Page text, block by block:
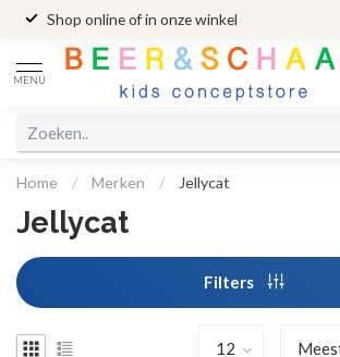
Shop online of in onze winkel
MENU
Home / Merken / Jellycat
Jellycat
Filters